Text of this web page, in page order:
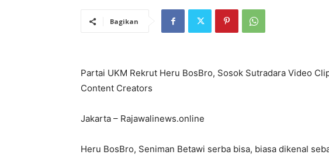
Bagikan
Partai UKM Rekrut Heru BosBro, Sosok Sutradara Video
Content Creators
Jakarta – Rajawalinews.online
Heru BosBro, Seniman Betawi serba bisa, biasa dikenal